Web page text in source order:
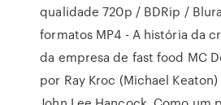
qualidade 720p / BDRip /
formatos MP4 - A história da
da empresa de fast food MC
por Ray Kroc (Michael